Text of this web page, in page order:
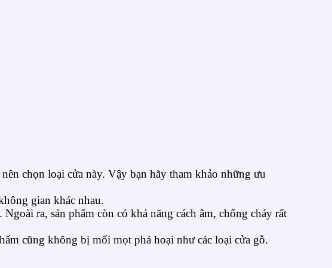
chọn loại cửa này. Vậy bạn hãy tham khảo những ưu
gian khác nhau.
ra, sản phẩm còn có khả năng cách âm, chống cháy rất
cũng không bị mối mọt phá hoại như các loại cửa gỗ.